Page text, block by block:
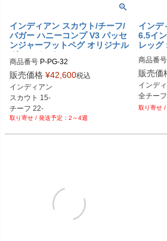
インディアン スカウト/チーフ/
バガー ハニーコンプ V3 パッセ
ンジャーフットペグ オリジナル
ガレージモト
商品番号 P-PG-32
P-PG-32-BK：ブラック
P-PG-32-AL：アルミ
P-PG-32-CR：クローム
P-PG-32-GD：ゴールド
P-PG-32-RD：レッド
P-PG-32-OR：オレンジ
販売価格 ¥42,600税込
インディアン
スカウト 15-
チーフ 22-
スポーツチーフ：23- 2～4週
インデ
6.5イ
レッグ
商品番号
H-RS-
H-RS-
H-RS-
H-RS-
H-RS-
販売価
インデ